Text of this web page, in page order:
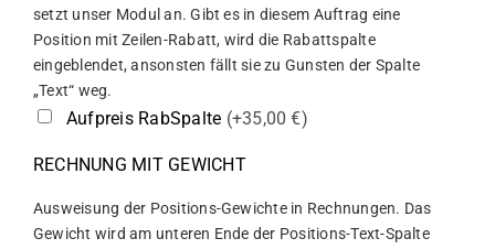
setzt unser Modul an. Gibt es in diesem Auftrag eine
Position mit Zeilen-Rabatt, wird die Rabattspalte
eingeblendet, ansonsten fällt sie zu Gunsten der Spalte
„Text“ weg.
Aufpreis RabSpalte (+35,00 €)
RECHNUNG MIT GEWICHT
Ausweisung der Positions-Gewichte in Rechnungen. Das
Gewicht wird am unteren Ende der Positions-Text-Spalte